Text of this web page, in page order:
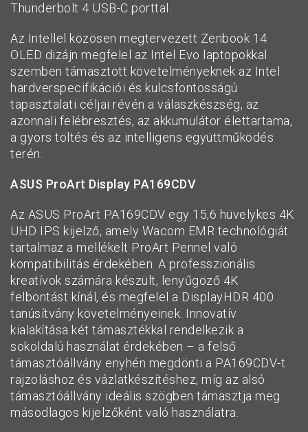
Thunderbolt 4 USB-C porttal.
Az Intellel közösen megtervezett Zenbook 14
OLED dizájn megfelel az Intel Evo laptopokkal
szemben támasztott követelményeknek az Intel
hardverspecifikációi és kulcsfontosságú
tapasztalati céljai révén a válaszkészség, az
azonnali felébresztés, az akkumulátor élettartama,
a gyors töltés és az intelligens együttműködés
terén.
ASUS ProArt Display PA169CDV
Az ASUS ProArt PA169CDV egy 15,6 hüvelykes 4K
UHD IPS kijelző, amely Wacom EMR technológiát
tartalmaz a mellékelt ProArt Pennel való
kompatibilitás érdekében. A professzionális
kreatívok számára készült, lenyűgöző 4K
felbontást kínál, és megfelel a DisplayHDR 400
tanúsítvány követelményeinek. Innovatív
kialakítása két támasztékkal rendelkezik a
sokoldalú használat érdekében – a felső
támasztóállvány enyhén megdönti a PA169CDV-t
rajzoláshoz és vázlatkészítéshez, míg az alsó
támasztóállvány ideális szögben támasztja meg
másodlagos kijelzőként való használatra.